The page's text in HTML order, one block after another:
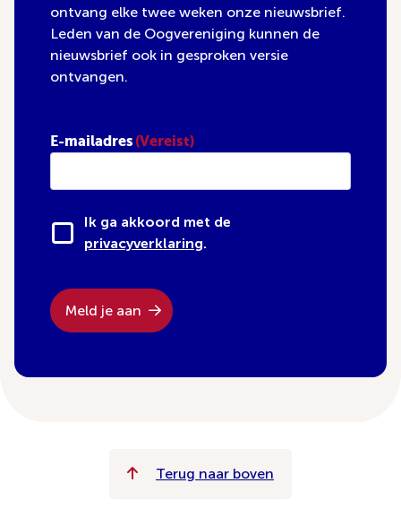
ontvang elke twee weken onze nieuwsbrief.
Leden van de Oogvereniging kunnen de
nieuwsbrief ook in gesproken versie
ontvangen.
E-mailadres (Vereist)
Ik ga akkoord met de
privacyverklaring.
Meld je aan
Terug naar boven